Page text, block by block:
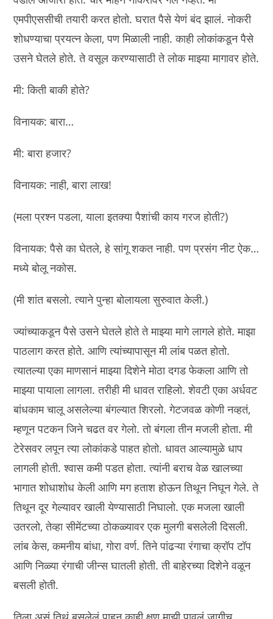
एमपीएससीची तयारी करत होतो. घरात पैसे येणं बंद झालं. नोकरी
शोधण्याचा प्रयत्न केला, पण मिळाली नाही. काही लोकांकडून पैसे
उसने घेतले होते. ते वसूल करण्यासाठी ते लोक माझ्या मागावर होते.
मी: किती बाकी होते?
विनायक: बारा…
मी: बारा हजार?
विनायक: नाही, बारा लाख!
(मला प्रश्न पडला, याला इतक्या पैशांची काय गरज होती?)
विनायक: पैसे का घेतले, हे सांगू शकत नाही. पण प्रसंग नीट ऐक…
मध्ये बोलू नकोस.
(मी शांत बसलो. त्याने पुन्हा बोलायला सुरुवात केली.)
ज्यांच्याकडून पैसे उसने घेतले होते ते माझ्या मागे लागले होते. माझा
पाठलाग करत होते. आणि त्यांच्यापासून मी लांब पळत होतो.
त्यातल्या एका माणसानं माझ्या दिशेने मोठा दगड फेकला आणि तो
माझ्या पायाला लागला. तरीही मी धावत राहिलो. शेवटी एका अर्धवट
बांधकाम चालू असलेल्या बंगल्यात शिरलो. गेटजवळ कोणी नव्हतं,
म्हणून पटकन जिने चढत वर गेलो. तो बंगला तीन मजली होता. मी
टेरेसवर लपून त्या लोकांकडे पाहत होतो. धावत आल्यामुळे धाप
लागली होती. श्वास कमी पडत होता. त्यांनी बराच वेळ खालच्या
भागात शोधाशोध केली आणि मग हताश होऊन तिथून निघून गेले. ते
तिथून दूर गेल्यावर खाली येण्यासाठी निघालो. एक मजला खाली
उतरलो, तेव्हा सीमेंटच्या ठोकळ्यावर एक मुलगी बसलेली दिसली.
लांब केस, कमनीय बांधा, गोरा वर्ण. तिने पांढऱ्या रंगाचा क्रॉप टॉप
आणि निळ्या रंगाची जीन्स घातली होती. ती बाहेरच्या दिशेने वळून
बसली होती.